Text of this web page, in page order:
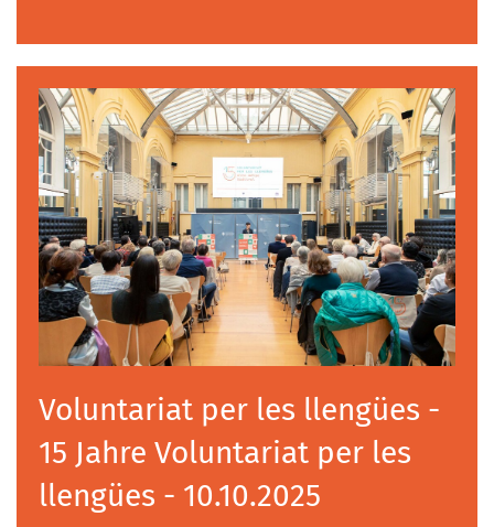
Voluntariat per les llengües -
15 Jahre Voluntariat per les
llengües - 10.10.2025